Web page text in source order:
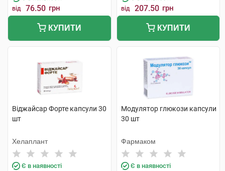
від 76.50 грн
КУПИТИ
від 207.50 грн
КУПИТИ
Віджайсар Форте капсули 30
шт
Хелаплант
Є в наявності
Модулятор глюкози капсули
30 шт
Фармаком
Є в наявності